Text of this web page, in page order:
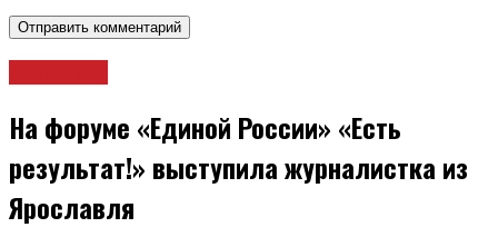
На форуме «Единой России» «Есть
результат!» выступила журналистка из
Ярославля